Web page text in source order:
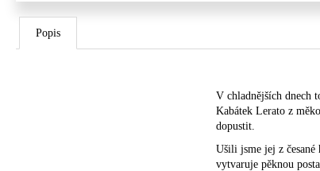
Popis
V chladnějších dnech
Kabátek Lerato z
dopustit.
Ušili jsme jej z
vytvaruje pěknou